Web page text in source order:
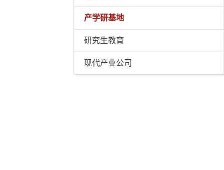
产学研基地
研究生教育
现代产业公司